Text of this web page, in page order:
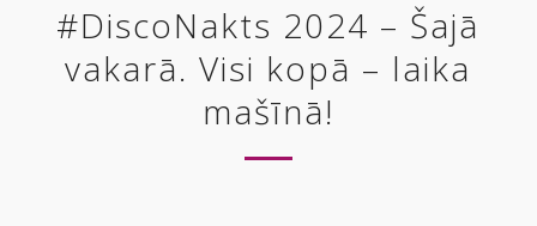
#DiscoNakts 2024 – Šajā
vakarā. Visi kopā – laika
mašīnā!